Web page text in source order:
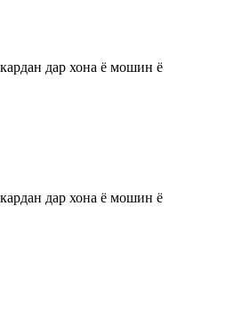
дар хона ё мошин ё
дар хона ё мошин ё